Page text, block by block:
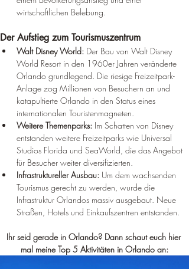
wirtschaftlichen Belebung.
Der Aufstieg zum Tourismuszentrum
Walt Disney World: Der Bau von Walt Disney
World Resort in den 1960er Jahren veränderte
Orlando grundlegend. Die riesige Freizeitpark-
Anlage zog Millionen von Besuchern an und
katapultierte Orlando in den Status eines
internationalen Touristenmagneten.
Weitere Themenparks: Im Schatten von Disney
entstanden weitere Freizeitparks wie Universal
Studios Florida und SeaWorld, die das Angebot
für Besucher weiter diversifizierten.
Infrastruktureller Ausbau: Um dem wachsenden
Tourismus gerecht zu werden, wurde die
Infrastruktur Orlandos massiv ausgebaut. Neue
Straßen, Hotels und Einkaufszentren entstanden.
Ihr seid gerade in Orlando? Dann schaut euch hier
mal meine Top 5 Aktivitäten in Orlando an: